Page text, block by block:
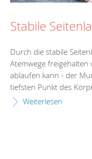
Stabile
Durch die stabile
Atemwege
ablaufen kann - der
tiefsten Punkt des
Weiterlesen